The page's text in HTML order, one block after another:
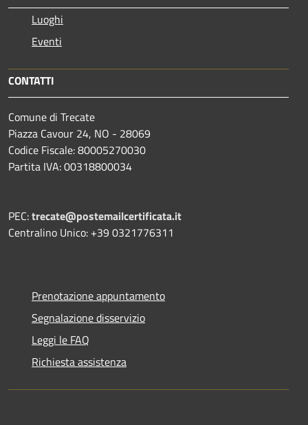
Luoghi
Eventi
CONTATTI
Comune di Trecate
Piazza Cavour 24, NO - 28069
Codice Fiscale: 80005270030
Partita IVA: 00318800034
PEC:trecate@postemailcertificata.it
Centralino Unico: +39 0321776311
Prenotazione appuntamento
Segnalazione disservizio
Leggi le FAQ
Richiesta assistenza